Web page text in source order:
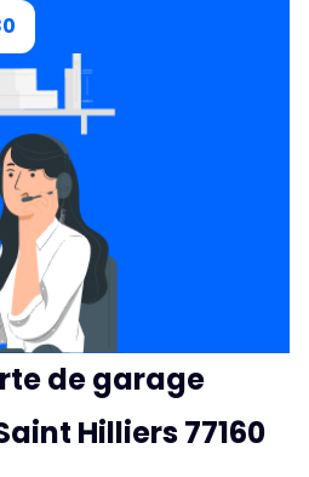
de garage
Hilliers 77160